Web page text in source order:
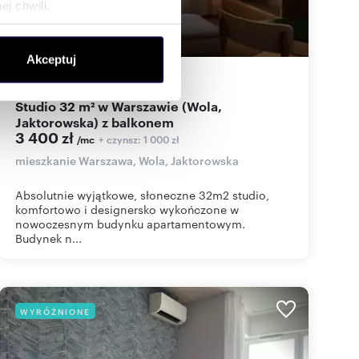
chwili.
społecznościowym,
od Ciebie lub
Akceptuj
m zł/m
Studio 32 m² w Warszawie (Wola,
Jaktorowska) z balkonem
3 400 zł /mc + czynsz: 1 000 zł
mieszkanie Warszawa, Wola, Jaktorowska
Absolutnie wyjątkowe, słoneczne 32m2 studio,
komfortowo i designersko wykończone w
nowoczesnym budynku apartamentowym.
Budynek n...
WYRÓŻNIONE